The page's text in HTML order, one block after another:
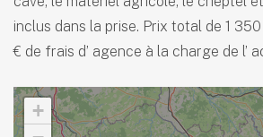
+
inclus dans la prise. Prix total de 1
€ de frais d’ agence à la charge de l’